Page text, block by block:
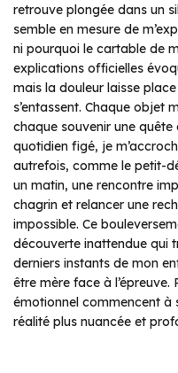
retrouve plongée dans un
semble en mesure de
ni pourquoi le cartable de
explications officielles
mais la douleur laisse
s’entassent. Chaque objet
chaque souvenir une
quotidien figé, je
autrefois, comme le petit-
un matin, une rencontre
chagrin et relancer une
impossible. Ce
découverte inattendue qui
derniers instants de mon
être mère face à l’épreuve.
émotionnel commencent à
réalité plus nuancée et